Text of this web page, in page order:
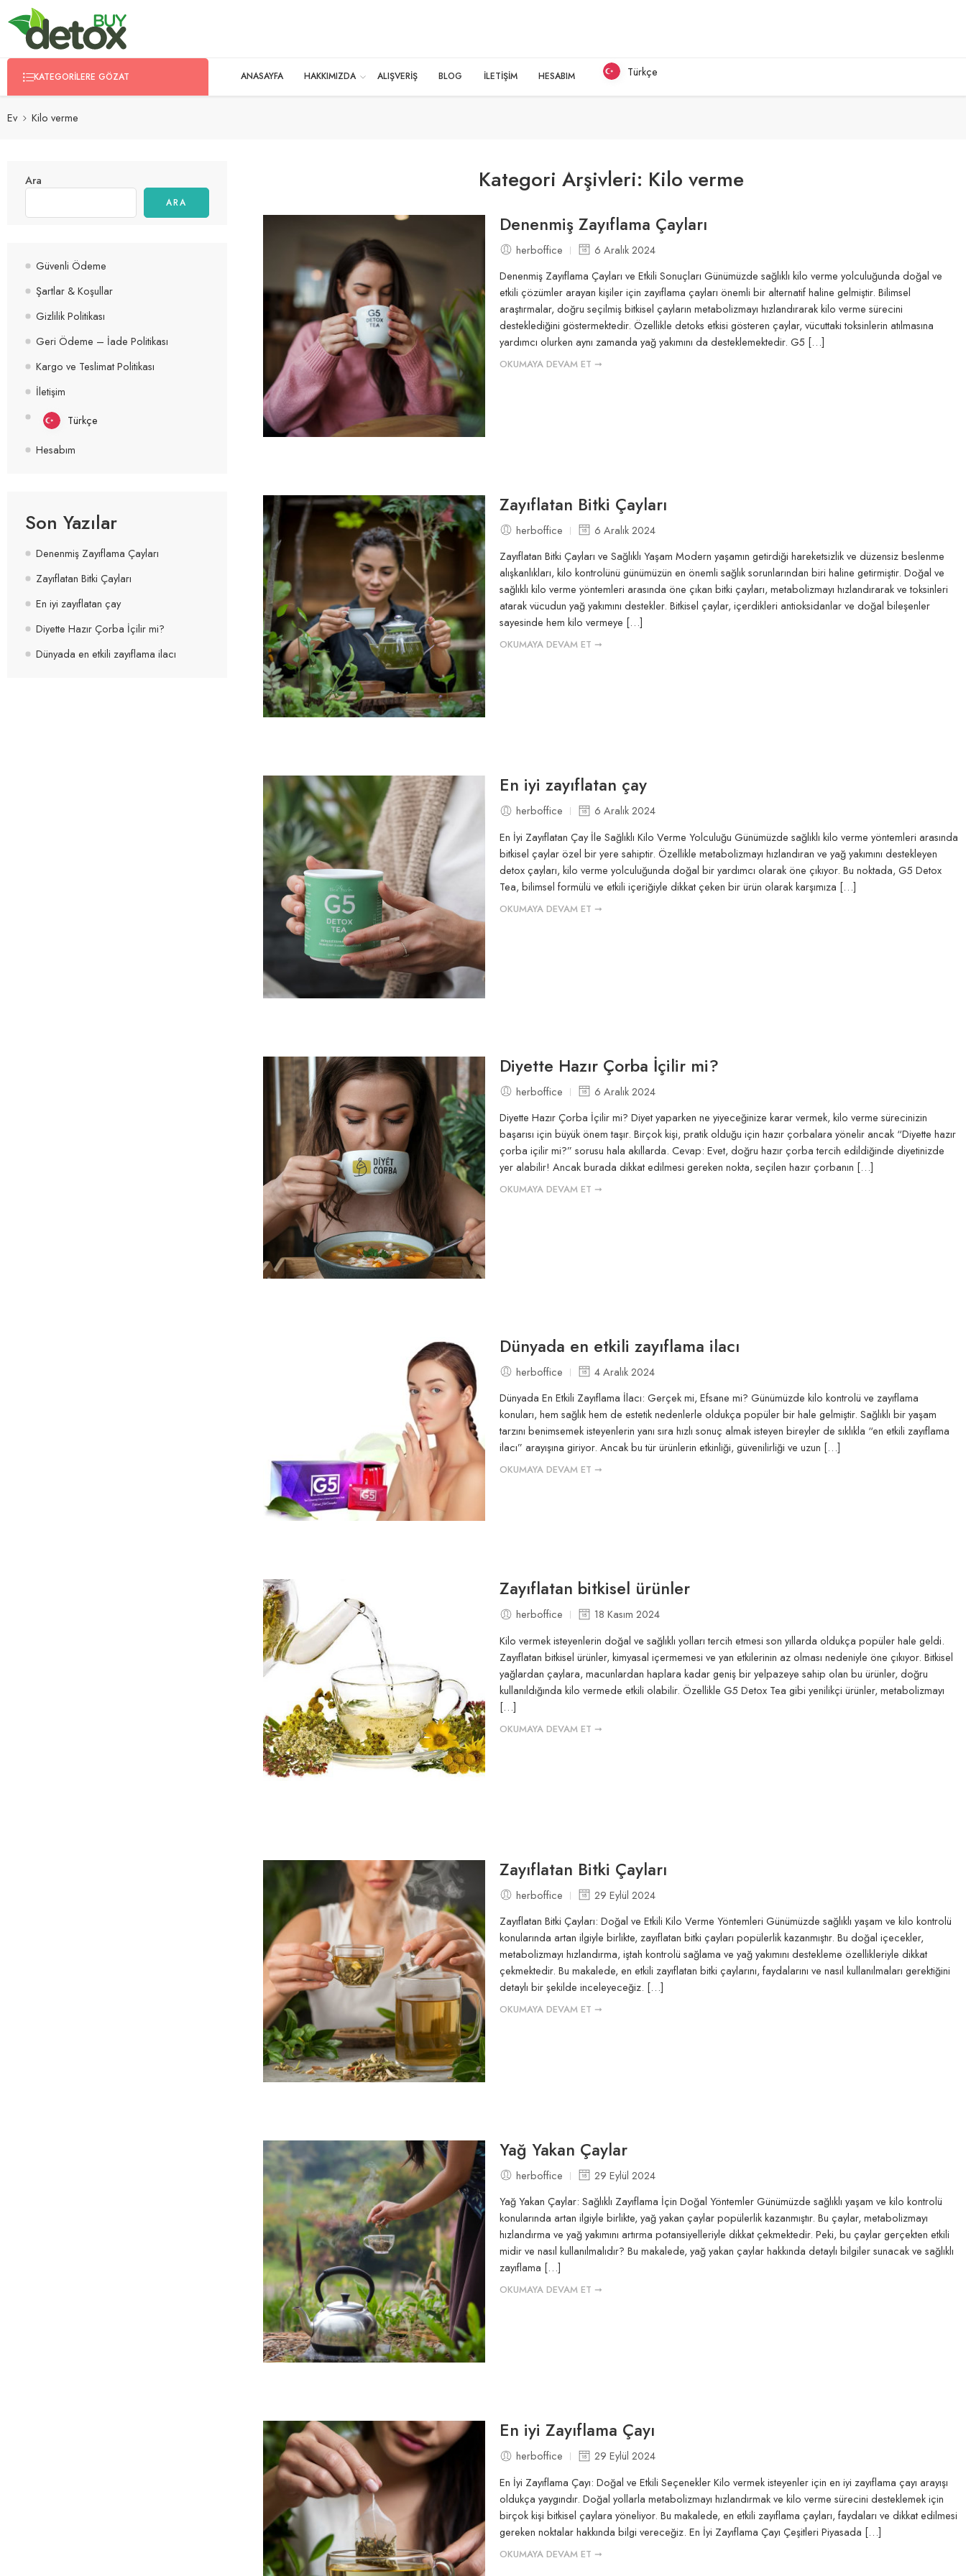
KATEGORILERE GÖZAT ANASAYFA HAKKIMIZDA ALIŞVERİŞ BLOG İLETİŞİM HESABIM Türkçe
Ev Kilo verme
Kategori Arşivleri: Kilo verme
Denenmiş Zayıflama Çayları
herboffice
6 Aralık 2024
Denenmiş Zayıflama Çayları ve Etkili Sonuçları Günümüzde sağlıklı kilo verme yolculuğunda doğal ve
etkili çözümler arayan kişiler için zayıflama çayları önemli bir alternatif haline gelmiştir. Bilimsel
araştırmalar, doğru seçilmiş bitkisel çayların metabolizmayı hızlandırarak kilo verme sürecini
desteklediğini göstermektedir. Özellikle detoks etkisi gösteren çaylar, vücuttaki toksinlerin atılmasına
yardımcı olurken aynı zamanda yağ yakımını da desteklemektedir. G5 […]
OKUMAYA DEVAM ET ➞
Zayıflatan Bitki Çayları
herboffice
6 Aralık 2024
Zayıflatan Bitki Çayları ve Sağlıklı Yaşam Modern yaşamın getirdiği hareketsizlik ve düzensiz beslenme
alışkanlıkları, kilo kontrolünü günümüzün en önemli sağlık sorunlarından biri haline getirmiştir. Doğal ve
sağlıklı kilo verme yöntemleri arasında öne çıkan bitki çayları, metabolizmayı hızlandırarak ve toksinleri
atarak vücudun yağ yakımını destekler. Bitkisel çaylar, içerdikleri antioksidanlar ve doğal bileşenler
sayesinde hem kilo vermeye […]
OKUMAYA DEVAM ET ➞
En iyi zayıflatan çay
herboffice
6 Aralık 2024
En İyi Zayıflatan Çay İle Sağlıklı Kilo Verme Yolculuğu Günümüzde sağlıklı kilo verme yöntemleri arasında
bitkisel çaylar özel bir yere sahiptir. Özellikle metabolizmayı hızlandıran ve yağ yakımını destekleyen
detox çayları, kilo verme yolculuğunda doğal bir yardımcı olarak öne çıkıyor. Bu noktada, G5 Detox
Tea, bilimsel formülü ve etkili içeriğiyle dikkat çeken bir ürün olarak karşımıza […]
OKUMAYA DEVAM ET ➞
Diyette Hazır Çorba İçilir mi?
herboffice
6 Aralık 2024
Diyette Hazır Çorba İçilir mi? Diyet yaparken ne yiyeceğinize karar vermek, kilo verme sürecinizin
başarısı için büyük önem taşır. Birçok kişi, pratik olduğu için hazır çorbalara yönelir ancak “Diyette hazır
çorba içilir mi?” sorusu hala akıllarda. Cevap: Evet, doğru hazır çorba tercih edildiğinde diyetinizde
yer alabilir! Ancak burada dikkat edilmesi gereken nokta, seçilen hazır çorbanın […]
OKUMAYA DEVAM ET ➞
Dünyada en etkili zayıflama ilacı
herboffice
4 Aralık 2024
Dünyada En Etkili Zayıflama İlacı: Gerçek mi, Efsane mi? Günümüzde kilo kontrolü ve zayıflama
konuları, hem sağlık hem de estetik nedenlerle oldukça popüler bir hale gelmiştir. Sağlıklı bir yaşam
tarzını benimsemek isteyenlerin yanı sıra hızlı sonuç almak isteyen bireyler de sıklıkla “en etkili zayıflama
ilacı” arayışına giriyor. Ancak bu tür ürünlerin etkinliği, güvenilirliği ve uzun […]
OKUMAYA DEVAM ET ➞
Zayıflatan bitkisel ürünler
herboffice
18 Kasım 2024
Kilo vermek isteyenlerin doğal ve sağlıklı yolları tercih etmesi son yıllarda oldukça popüler hale geldi.
Zayıflatan bitkisel ürünler, kimyasal içermemesi ve yan etkilerinin az olması nedeniyle öne çıkıyor. Bitkisel
yağlardan çaylara, macunlardan haplara kadar geniş bir yelpazeye sahip olan bu ürünler, doğru
kullanıldığında kilo vermede etkili olabilir. Özellikle G5 Detox Tea gibi yenilikçi ürünler, metabolizmayı
[…]
OKUMAYA DEVAM ET ➞
Zayıflatan Bitki Çayları
herboffice
29 Eylül 2024
Zayıflatan Bitki Çayları: Doğal ve Etkili Kilo Verme Yöntemleri Günümüzde sağlıklı yaşam ve kilo kontrolü
konularında artan ilgiyle birlikte, zayıflatan bitki çayları popülerlik kazanmıştır. Bu doğal içecekler,
metabolizmayı hızlandırma, iştah kontrolü sağlama ve yağ yakımını destekleme özellikleriyle dikkat
çekmektedir. Bu makalede, en etkili zayıflatan bitki çaylarını, faydalarını ve nasıl kullanılmaları gerektiğini
detaylı bir şekilde inceleyeceğiz. […]
OKUMAYA DEVAM ET ➞
Yağ Yakan Çaylar
herboffice
29 Eylül 2024
Yağ Yakan Çaylar: Sağlıklı Zayıflama İçin Doğal Yöntemler Günümüzde sağlıklı yaşam ve kilo kontrolü
konularında artan ilgiyle birlikte, yağ yakan çaylar popülerlik kazanmıştır. Bu çaylar, metabolizmayı
hızlandırma ve yağ yakımını artırma potansiyelleriyle dikkat çekmektedir. Peki, bu çaylar gerçekten etkili
midir ve nasıl kullanılmalıdır? Bu makalede, yağ yakan çaylar hakkında detaylı bilgiler sunacak ve sağlıklı
zayıflama […]
OKUMAYA DEVAM ET ➞
En iyi Zayıflama Çayı
herboffice
29 Eylül 2024
En İyi Zayıflama Çayı: Doğal ve Etkili Seçenekler Kilo vermek isteyenler için en iyi zayıflama çayı arayışı
oldukça yaygındır. Doğal yollarla metabolizmayı hızlandırmak ve kilo verme sürecini desteklemek için
birçok kişi bitkisel çaylara yöneliyor. Bu makalede, en etkili zayıflama çayları, faydaları ve dikkat edilmesi
gereken noktalar hakkında bilgi vereceğiz. En İyi Zayıflama Çayı Çeşitleri Piyasada […]
OKUMAYA DEVAM ET ➞
Ara
ARA
Güvenli Ödeme
Şartlar & Koşullar
Gizlilik Politikası
Geri Ödeme – İade Politikası
Kargo ve Teslimat Politikası
İletişim
Türkçe
Hesabım
Son Yazılar
Denenmiş Zayıflama Çayları
Zayıflatan Bitki Çayları
En iyi zayıflatan çay
Diyette Hazır Çorba İçilir mi?
Dünyada en etkili zayıflama ilacı